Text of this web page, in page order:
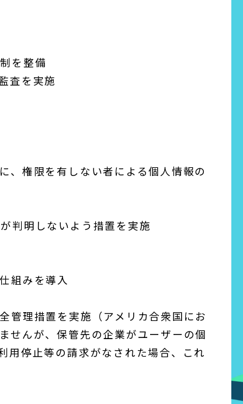
を整備
査を実施
、権限を有しない者による個人情報の
判明しないよう措置を実施
組みを導入
管理措置を実施（アメリカ合衆国にお
せんが、保管先の企業がユーザーの個
用停止等の請求がなされた場合、これ